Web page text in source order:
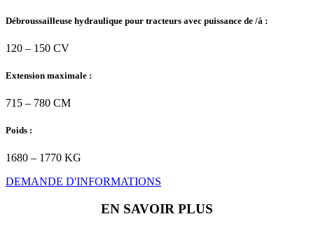
Débroussailleuse hydraulique pour tracteurs avec puissance de /à :
120 – 150 CV
Extension maximale :
715 – 780 CM
Poids :
1680 – 1770 KG
DEMANDE D'INFORMATIONS
EN SAVOIR PLUS